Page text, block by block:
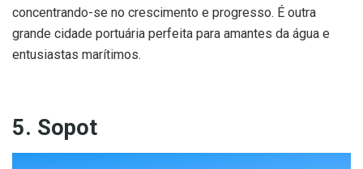
concentrando-se no crescimento e progresso. É outra
grande cidade portuária perfeita para amantes da água e
entusiastas marítimos.
5. Sopot